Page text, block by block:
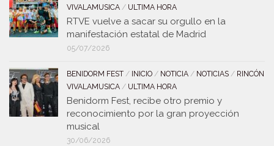
VIVALAMUSICA / ULTIMA HORA
RTVE vuelve a sacar su orgullo en la
manifestación estatal de Madrid
05/07/2026
BENIDORM FEST / INICIO / NOTICIA / NOTICIAS / RINCÓN
VIVALAMUSICA / ULTIMA HORA
Benidorm Fest, recibe otro premio y
reconocimiento por la gran proyección
musical
30/06/2026